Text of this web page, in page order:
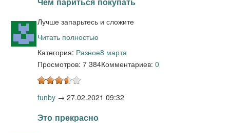
Лучше запарьтесь и сложите
Читать полностью
Категория: Разное8 марта
Просмотров: 7 384Комментариев: 0
funby → 27.02.2021 09:32
Это прекрасно